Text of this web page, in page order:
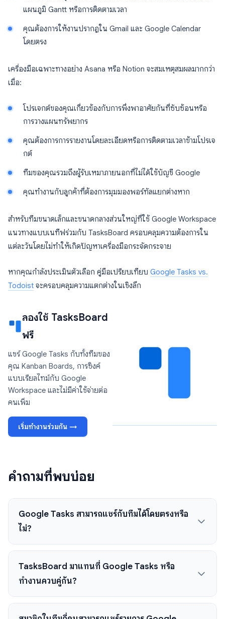
แผนภูมิ Gantt หรือการติดตามเวลา
คุณต้องการให้งานปรากฏใน Gmail และ Google Calendar
โดยตรง
เครื่องมือเฉพาะทางอย่าง Asana หรือ Notion จะสมเหตุสมผลมากกว่า
เมื่อ:
โปรเจกต์ของคุณเกี่ยวข้องกับการพึ่งพาอาศัยกันที่ซับซ้อนหรือ
การวางแผนทรัพยากร
คุณต้องการการรายงานโดยละเอียดหรือการติดตามเวลาข้ามโปรเจ
กต์
ทีมของคุณรวมถึงผู้รับเหมาภายนอกที่ไม่ได้ใช้บัญชี Google
คุณทำงานกับลูกค้าที่ต้องการมุมมองพอร์ทัลแยกต่างหาก
สำหรับทีมขนาดเล็กและขนาดกลางส่วนใหญ่ที่ใช้ Google Workspace
แนวทางแบบเนทีฟร่วมกับ TasksBoard ครอบคลุมความต้องการใน
แต่ละวันโดยไม่ทำให้เกิดปัญหาเครื่องมือกระจัดกระจาย
หากคุณกำลังประเมินตัวเลือก คู่มือเปรียบเทียบ Google Tasks vs.
Todoist จะครอบคลุมความแตกต่างในเชิงลึก
ลองใช้ TasksBoard
ฟรี
แชร์ Google Tasks กับทั้งทีมของ
คุณ Kanban Boards, การซิงค์
แบบเรียลไทม์กับ Google
Workspace และไม่มีค่าใช้จ่ายต่อ
คนเพิ่ม
เริ่มทำงานร่วมกัน →
คำถามที่พบบ่อย
Google Tasks สามารถแชร์กับทีมได้โดยตรงหรือ
ไม่?
TasksBoard มาแทนที่ Google Tasks หรือ
ทำงานควบคู่กัน?